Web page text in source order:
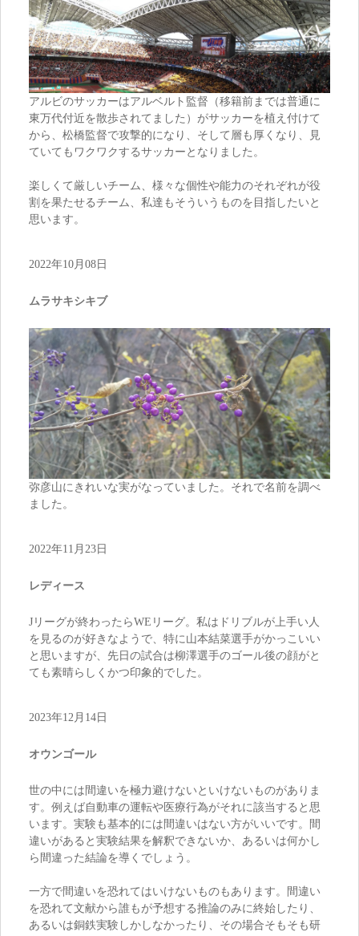
アルビのサッカーはアルベルト監督（移籍前までは普通に
東万代付近を散歩されてました）がサッカーを植え付けて
から、松橋監督で攻撃的になり、そして層も厚くなり、見
ていてもワクワクするサッカーとなりました。
楽しくて厳しいチーム、様々な個性や能力のそれぞれが役
割を果たせるチーム、私達もそういうものを目指したいと
思います。
2022年10月08日
ムラサキシキブ
弥彦山にきれいな実がなっていました。それで名前を調べ
ました。
2022年11月23日
レディース
Jリーグが終わったらWEリーグ。私はドリブルが上手い人
を見るのが好きなようで、特に山本結菜選手がかっこいい
と思いますが、先日の試合は柳澤選手のゴール後の顔がと
ても素晴らしくかつ印象的でした。
2023年12月14日
オウンゴール
世の中には間違いを極力避けないといけないものがありま
す。例えば自動車の運転や医療行為がそれに該当すると思
います。実験も基本的には間違いはない方がいいです。間
違いがあると実験結果を解釈できないか、あるいは何かし
ら間違った結論を導くでしょう。
一方で間違いを恐れてはいけないものもあります。間違い
を恐れて文献から誰もが予想する推論のみに終始したり、
あるいは銅鉄実験しかしなかったり、その場合そもそも研